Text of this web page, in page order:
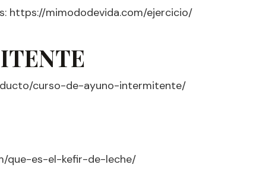
https://mimododevida.com/ejercicio/
curso-de-ayuno-intermitente/
que-es-el-kefir-de-leche/